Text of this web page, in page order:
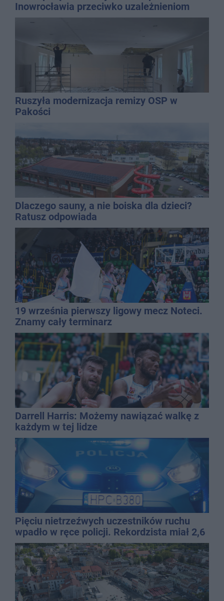
Inowrocławia przeciwko uzależnieniom
Ruszyła modernizacja remizy OSP w
Pakości
Dlaczego sauny, a nie boiska dla dzieci?
Ratusz odpowiada
19 września pierwszy ligowy mecz Noteci.
Znamy cały terminarz
Darrell Harris: Możemy nawiązać walkę z
każdym w tej lidze
Pięciu nietrzeźwych uczestników ruchu
wpadło w ręce policji. Rekordzista miał 2,6
promila